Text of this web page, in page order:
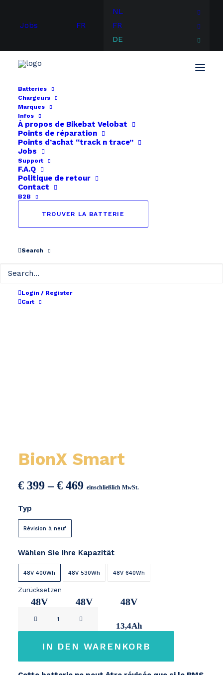
Jobs FR
NL
FR
DE
Batteries
Chargeurs
Marques
Infos
À propos de Bikebat Velobat
Points de réparation
Points d’achat “track n trace”
Jobs
Support
F.A.Q
Politique de retour
Contact
B2B
TROUVER LA BATTERIE
Search
Login / Register
Cart
Start BionX
BionX Smart
€ 399 –€ 469Preisspanne:
einschließlich MwSt.
Typ
Révision à neuf
Wählen Sie Ihre Kapazität
48V 400Wh
48V
48V 530Wh
48V
48V 640Wh
48V
13,4Ah
Zurücksetzen
IN DEN WARENKORB